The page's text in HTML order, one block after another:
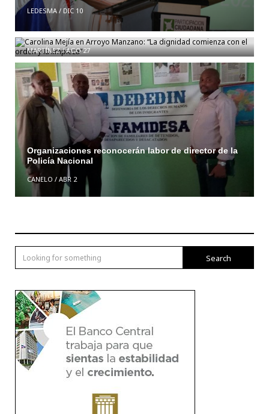
LEDESMA/ DIC 10
Carolina Mejía en Arroyo Manzano: “La dignidad
comienza con el orden y la limpieza”
MARTÍNEZ/AGO 27
Organizaciones reconocerán labor de director de la
Policía Nacional
CANELO / ABR 2
Search